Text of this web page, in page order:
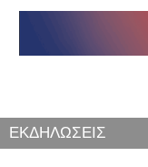
ΕΚΔΗΛΩΣΕΙΣ